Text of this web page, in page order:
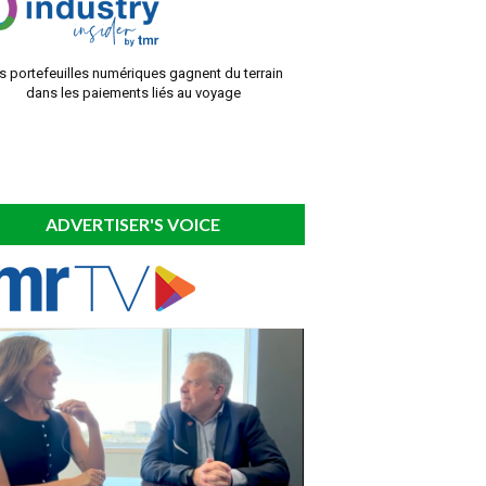
portefeuilles numériques gagnent du terrain
dans les paiements liés au voyage
ADVERTISER'S VOICE